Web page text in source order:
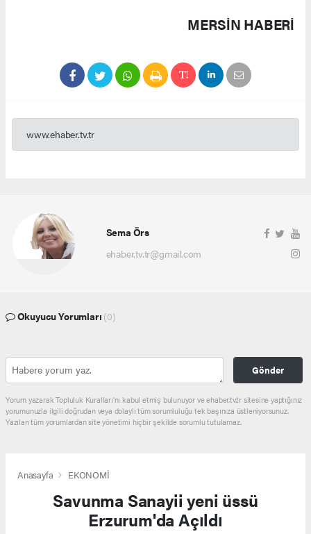
MERSIN HABERİ
www.ehaber.tv.tr
Sema Örs
ehaber.tv.tr@gmail.com
Okuyucu Yorumları (0)
Gönder
Yorum yazarak Topluluk Kuralları’nı kabul etmiş bulunuyor ve ehaber.tv.tr sitesine yaptığınız
yorumunuzla ilgili doğrudan veya dolaylı tüm sorumluluğu tek başınıza üstleniyorsunuz.
Yazılan tüm yorumlardan site yönetimi hiçbir şekilde sorumlu tutulamaz.
Anasayfa EKONOMİ
Savunma Sanayii yeni üssü
Erzurum'da Açıldı